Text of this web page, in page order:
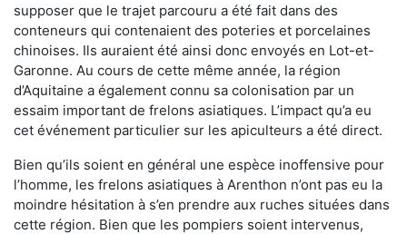
supposer que le trajet parcouru a été fait dans des
conteneurs qui contenaient des poteries et porcelaines
chinoises. Ils auraient été ainsi donc envoyés en Lot-et-
Garonne. Au cours de cette même année, la région
d’Aquitaine a également connu sa colonisation par un
essaim important de frelons asiatiques. L’impact qu’a eu
cet événement particulier sur les apiculteurs a été direct.
Bien qu’ils soient en général une espèce inoffensive pour
l’homme, les frelons asiatiques à Arenthon n’ont pas eu la
moindre hésitation à s’en prendre aux ruches situées dans
cette région. Bien que les pompiers soient intervenus,